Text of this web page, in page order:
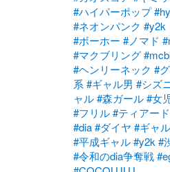
#ハイパーポップ
#ネオンパンク #y2k
#ボーホー #ノマド
#マクブリング
#ヘンリーネック #
系 #ギャル男 #シズ
ャル #森ガール #女
#フリル #ティアード
#dia #ダイヤ #ギャル
#平成ギャル #y2k #
#令和のdia争奪戦